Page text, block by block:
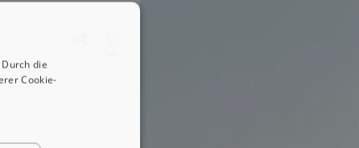
die
Cookie-